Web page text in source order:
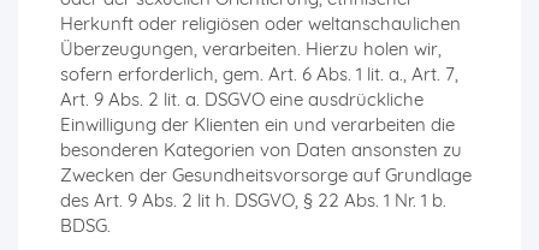
Herkunft oder religiösen oder weltanschaulichen
Überzeugungen, verarbeiten. Hierzu holen wir,
sofern erforderlich, gem. Art. 6 Abs. 1 lit. a., Art. 7,
Art. 9 Abs. 2 lit. a. DSGVO eine ausdrückliche
Einwilligung der Klienten ein und verarbeiten die
besonderen Kategorien von Daten ansonsten zu
Zwecken der Gesundheitsvorsorge auf Grundlage
des Art. 9 Abs. 2 lit h. DSGVO, § 22 Abs. 1 Nr. 1 b.
BDSG.